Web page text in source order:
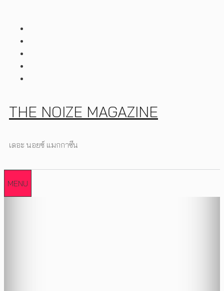
THE NOIZE MAGAZINE
เดอะ นอยซ์ แมกกาซีน
MENU